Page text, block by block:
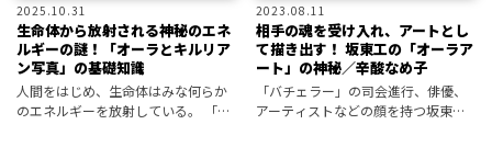
2025.10.31
生命体から放射される神秘のエネ
ルギーの謎！「オーラとキルリア
ン写真」の基礎知識
人間をはじめ、生命体はみな何らか
のエネルギーを放射している。 「オ
2023.08.11
相手の魂を受け入れ、アートとし
て描き出す！ 坂東工の「オーラア
ート」の神秘／辛酸なめ子
「バチェラー」の司会進行、俳優、
アーティストなどの顔を持つ坂東工